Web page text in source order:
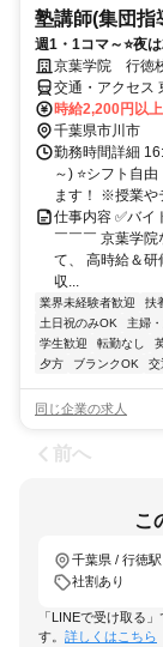
塾講師(集団指
週1・1コマ～⭐夜
京葉学院 行徳
交通・アクセス
時給2,200円以上
千葉県市川市
勤務時間詳細
～) ⭐シフト自
ます！ ※授業や
仕事内容 ✅バイ
￣￣￣ 京葉学
て、 高時給＆研
収...
業界未経験者歓迎 扶
土日祝のみOK
主婦
学生歓迎
転勤なし
夕方
ブランクOK 交
同じ企業の求人
前へ
こ
千葉県 / 行徳駅
社割あり
「LINEで受け取る
す。 詳しくはこちら